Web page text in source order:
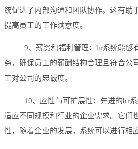
统促进了内部沟通和团队协作。这有助
提高员工的工作满意度。
9、薪资和福利管理：hr系统能够
务，确保员工的薪酬结构合理且符合公
工对公司的忠诚度。
10、应性与可扩展性：先进的hr
适应不同规模和行业的企业需求。它们
性，随着企业的发展，系统可以进行相